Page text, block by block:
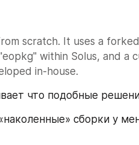
scratch. It uses a
within Solus, and a
in-house.
что подобные
сборки у